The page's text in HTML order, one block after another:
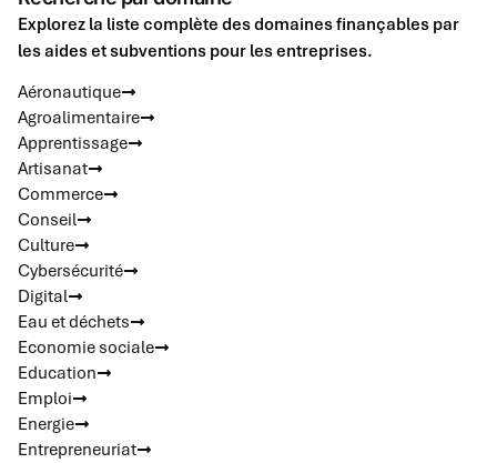
Explorez la liste complète des domaines finançables par
les aides et subventions pour les entreprises.
Aéronautique
Agroalimentaire
Apprentissage
Artisanat
Commerce
Conseil
Culture
Cybersécurité
Digital
Eau et déchets
Economie sociale
Education
Emploi
Energie
Entrepreneuriat